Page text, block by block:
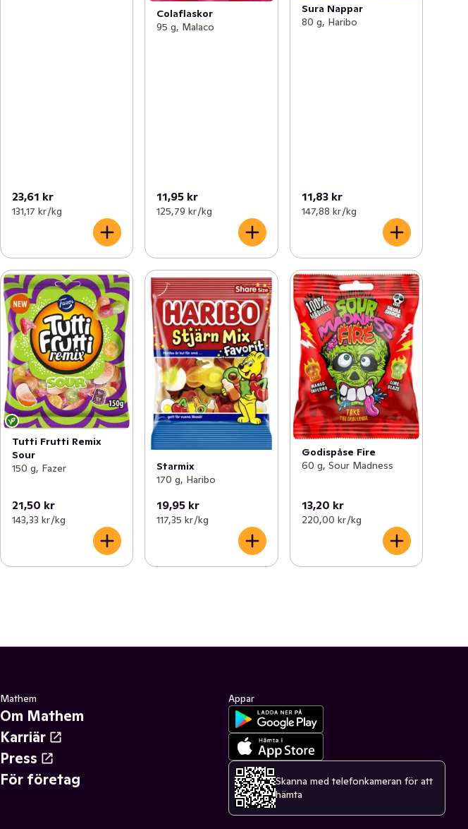
23,61 kr
131,17 kr /kg
Colaflaskor
95 g, Malaco
11,95 kr
125,79 kr /kg
Sura Nappar
80 g, Haribo
11,83 kr
147,88 kr /kg
Tutti Frutti Remix
Sour
150 g, Fazer
21,50 kr
143,33 kr /kg
Starmix
170 g, Haribo
19,95 kr
117,35 kr /kg
Godispåse Fire
60 g, Sour Madness
13,20 kr
220,00 kr /kg
Mathem
Om Mathem
Karriär
Press
För företag
Appar
Skanna med telefonkameran för att
hämta